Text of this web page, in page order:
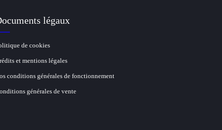
légaux
de cookies
et mentions légales
conditions générales de fonctionnement
générales de vente